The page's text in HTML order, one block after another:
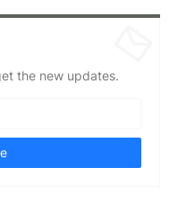
the new updates.